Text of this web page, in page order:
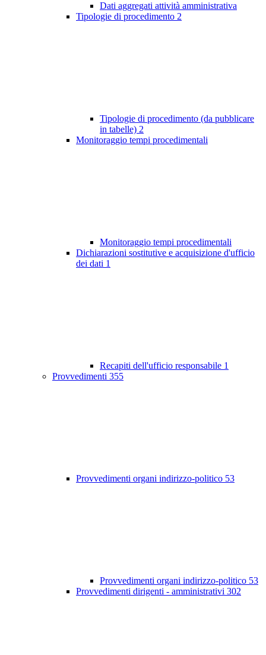
Dati aggregati attività amministrativa
Tipologie di procedimento 2
Tipologie di procedimento (da pubblicare
in tabelle) 2
Monitoraggio tempi procedimentali
Monitoraggio tempi procedimentali
Dichiarazioni sostitutive e acquisizione d'ufficio
dei dati 1
Recapiti dell'ufficio responsabile 1
Provvedimenti 355
Provvedimenti organi indirizzo-politico 53
Provvedimenti organi indirizzo-politico 53
Provvedimenti dirigenti - amministrativi 302